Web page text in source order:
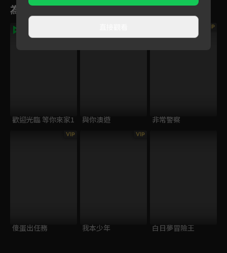
為您推薦
歡迎光臨 等你來家1 與你澳遊
VIP
非常警察
VIP
傻蛋出任務
VIP
我本少年 白日夢冒險王